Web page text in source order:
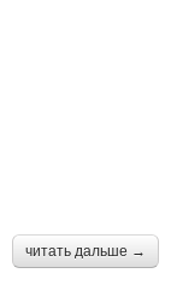
читать дальше →